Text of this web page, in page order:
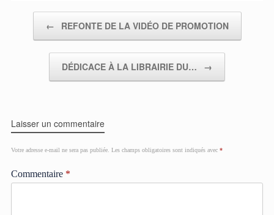
← REFONTE DE LA VIDÉO DE PROMOTION
DÉDICACE À LA LIBRAIRIE DU… →
Laisser un commentaire
Votre adresse e-mail ne sera pas publiée. Les champs obligatoires sont indiqués avec *
Commentaire *